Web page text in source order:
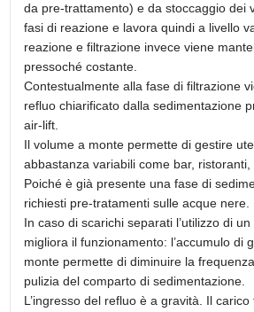
da pre-trattamento) e da stoccaggio dei
fasi di reazione e lavora quindi a livello
reazione e filtrazione invece viene
pressoché costante.
Contestualmente alla fase di filtrazione
refluo chiarificato dalla sedimentazione
air-lift.
Il volume a monte permette di gestire
abbastanza variabili come bar, ristoranti,
Poiché è già presente una fase di
richiesti pre-tratamenti sulle acque nere.
In caso di scarichi separati l’utilizzo di
migliora il funzionamento: l’accumulo di
monte permette di diminuire la
pulizia del comparto di sedimentazione.
L’ingresso del refluo è a gravità. Il